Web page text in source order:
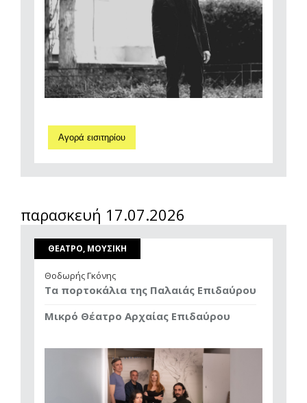
Αγορά εισιτηρίου
παρασκευή 17.07.2026
ΘΕΑΤΡΟ, ΜΟΥΣΙΚΗ
Θοδωρής Γκόνης
Τα πορτοκάλια της Παλαιάς Επιδαύρου
Μικρό Θέατρο Αρχαίας Επιδαύρου